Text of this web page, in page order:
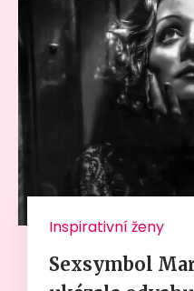
Inspirativní ženy
Sexsymbol